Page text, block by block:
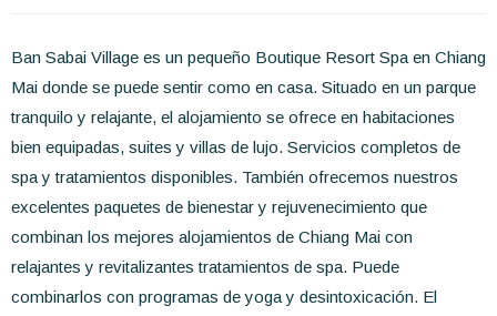
Ban Sabai Village es un pequeño Boutique Resort Spa en Chiang
Mai donde se puede sentir como en casa. Situado en un parque
tranquilo y relajante, el alojamiento se ofrece en habitaciones
bien equipadas, suites y villas de lujo. Servicios completos de
spa y tratamientos disponibles. También ofrecemos nuestros
excelentes paquetes de bienestar y rejuvenecimiento que
combinan los mejores alojamientos de Chiang Mai con
relajantes y revitalizantes tratamientos de spa. Puede
combinarlos con programas de yoga y desintoxicación. El